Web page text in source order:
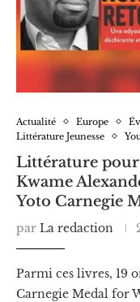
Actualité Europe
Littérature Jeunesse
Littérature pour
Kwame
Yoto Carnegie
par La redaction
Parmi ces livres, 19
Carnegie Medal for